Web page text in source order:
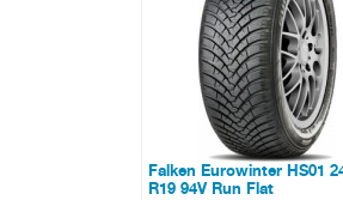
0 отзывов
Falken Eurowinter HS01
R19 94V Run Flat